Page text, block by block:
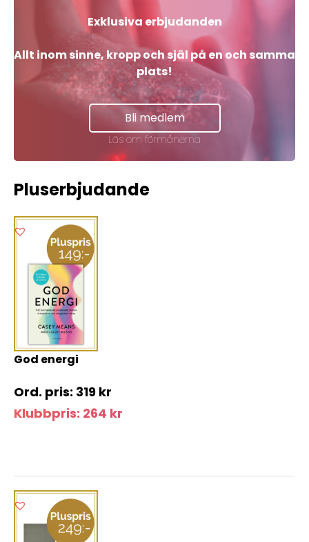
Exklusiva erbjudanden
Allt inom sinne, kropp och själ på en och samma
plats!
Bli medlem
Läs om förmånerna
Pluserbjudande
God energi
319 kr
Klubbpris: 264 kr